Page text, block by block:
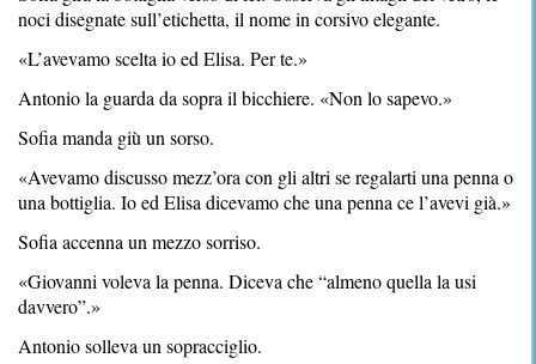
noci disegnate sull’etichetta, il nome in corsivo elegante.
«L’avevamo scelta io ed Elisa. Per te.»
Antonio la guarda da sopra il bicchiere. «Non lo sapevo.»
Sofia manda giù un sorso.
«Avevamo discusso mezz’ora con gli altri se regalarti una penna o
una bottiglia. Io ed Elisa dicevamo che una penna ce l’avevi già.»
Sofia accenna un mezzo sorriso.
«Giovanni voleva la penna. Diceva che “almeno quella la usi
davvero”.»
Antonio solleva un sopracciglio.